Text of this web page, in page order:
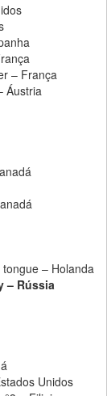
– França
Áustria
– Holanda
– Rússia
Unidos